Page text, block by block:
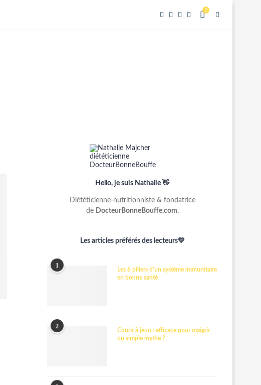
0
Hello, je suis Nathalie 👋
Diététicienne-nutritionniste & fondatrice
de DocteurBonneBouffe.com.
Les articles préférés des lecteurs💛
1
Les 6 piliers d’un système immunitaire
en bonne santé
2
Courir à jeun : efficace pour maigrir
ou simple mythe ?